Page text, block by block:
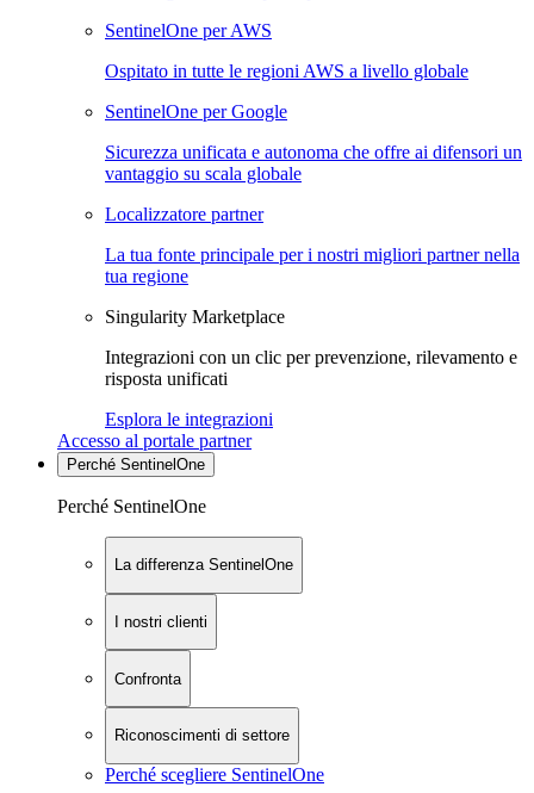
SentinelOne per AWS
Ospitato in tutte le regioni AWS a livello globale
SentinelOne per Google
Sicurezza unificata e autonoma che offre ai difensori un
vantaggio su scala globale
Localizzatore partner
La tua fonte principale per i nostri migliori partner nella
tua regione
Singularity Marketplace
Integrazioni con un clic per prevenzione, rilevamento e
risposta unificati
Esplora le integrazioni
Accesso al portale partner
Perché SentinelOne
Perché SentinelOne
La differenza SentinelOne
I nostri clienti
Confronta
Riconoscimenti di settore
Perché scegliere SentinelOne